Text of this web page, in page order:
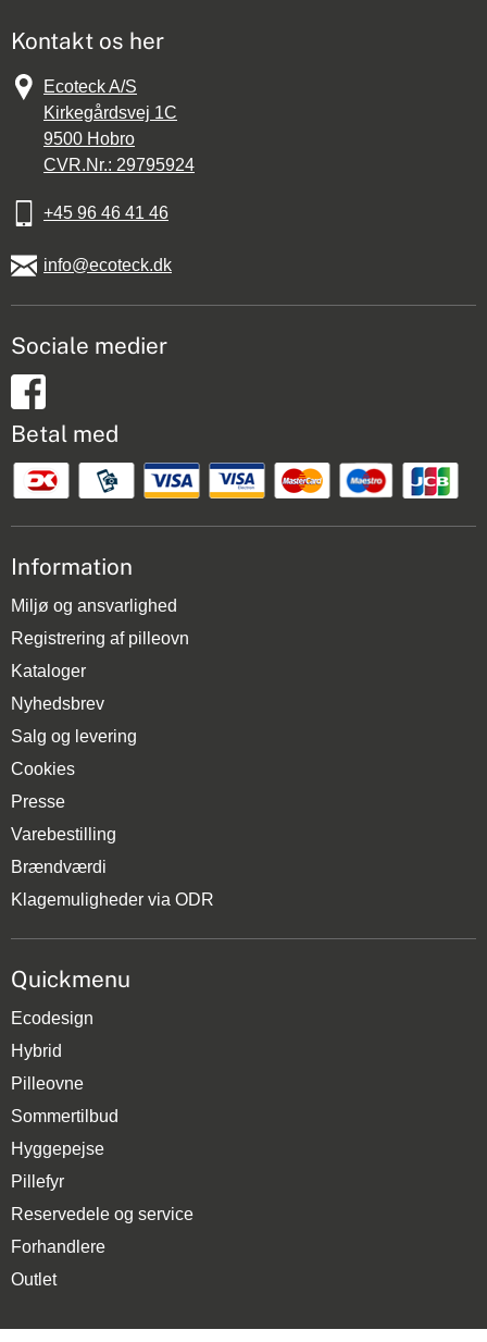
Kontakt os her
Ecoteck A/S
Kirkegårdsvej 1C
9500 Hobro
CVR.Nr.: 29795924
+45 96 46 41 46
info@ecoteck.dk
Sociale medier
Betal med
Information
Miljø og ansvarlighed
Registrering af pilleovn
Kataloger
Nyhedsbrev
Salg og levering
Cookies
Presse
Varebestilling
Brændværdi
Klagemuligheder via ODR
Quickmenu
Ecodesign
Hybrid
Pilleovne
Sommertilbud
Hyggepejse
Pillefyr
Reservedele og service
Forhandlere
Outlet